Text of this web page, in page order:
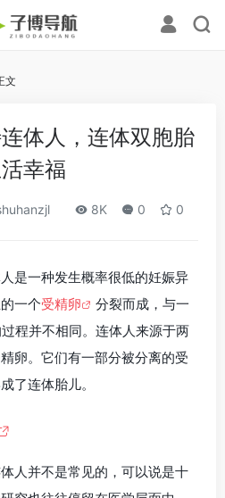
文
体人，连体双胞胎
幸福
8K 0 0
是一种发生概率很低的妊娠异
一个受精卵
分裂而成，与一
程并不相同。连体人来源于两
卵。它们有一部分被分离的受
了连体胎儿。
人并不是常见的，可以说是十